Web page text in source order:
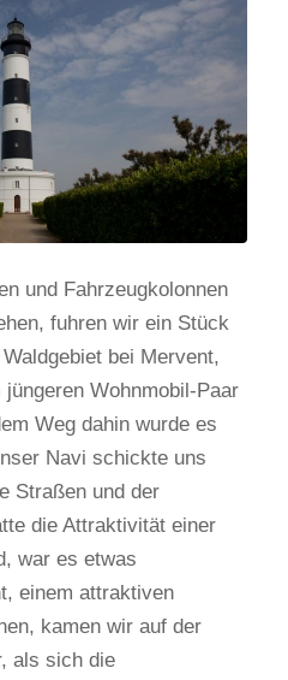
und Fahrzeugkolonnen
fuhren wir ein Stück
bei Mervent,
Wohnmobil-Paar
Weg dahin wurde es
Navi schickte uns
Straßen und der
die Attraktivität einer
war es etwas
einem attraktiven
kamen wir auf der
als sich die